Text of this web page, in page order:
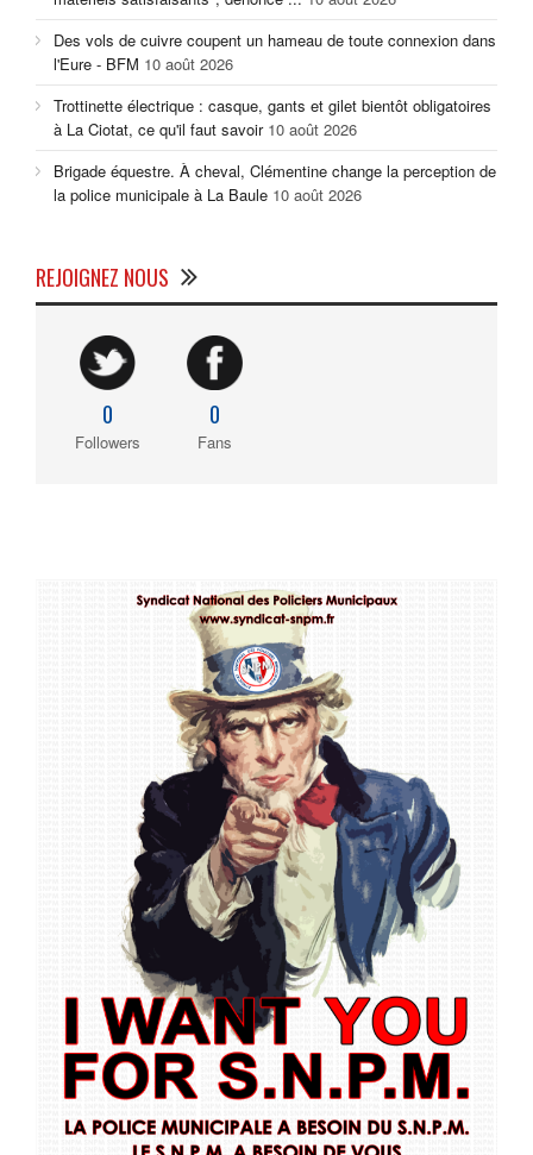
Des vols de cuivre coupent un hameau de toute connexion dans
l'Eure - BFM 10 août 2026
Trottinette électrique : casque, gants et gilet bientôt obligatoires
à La Ciotat, ce qu'il faut savoir 10 août 2026
Brigade équestre. À cheval, Clémentine change la perception de
la police municipale à La Baule 10 août 2026
REJOIGNEZ NOUS
0
Followers
0
Fans